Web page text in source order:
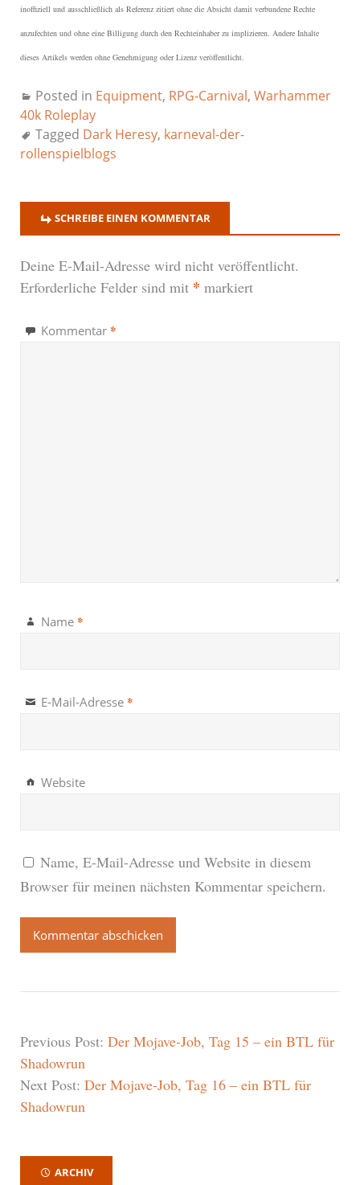
inoffiziell und ausschließlich als Referenz zitiert ohne die Absicht damit verbundene Rechte
anzufechten und ohne eine Billigung durch den Rechteinhaber zu implizieren. Andere Inhalte
dieses Artikels werden ohne Genehmigung oder Lizenz veröffentlicht.
Posted in Equipment, RPG-Carnival, Warhammer
40k Roleplay
Tagged Dark Heresy, karneval-der-
rollenspielblogs
SCHREIBE EINEN KOMMENTAR
Deine E-Mail-Adresse wird nicht veröffentlicht.
Erforderliche Felder sind mit * markiert
Kommentar *
Name *
E-Mail-Adresse *
Website
Name, E-Mail-Adresse und Website in diesem
Browser für meinen nächsten Kommentar speichern.
Previous Post: Der Mojave-Job, Tag 15 – ein BTL für
Shadowrun
Next Post: Der Mojave-Job, Tag 16 – ein BTL für
Shadowrun
ARCHIV